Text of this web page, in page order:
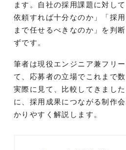
ます。自社の採用課題に対し
依頼すれば十分なのか」「採
まで任せるべきなのか」を判
ずです。
筆者は現役エンジニア兼フリ
て、応募者の立場でこれまで
実際に見て、比較してきまし
に、採用成果につながる制作
かりやすく解説します。